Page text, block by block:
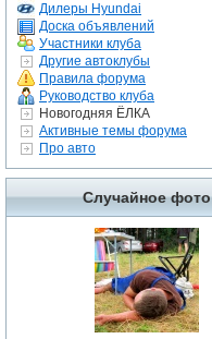
Дилеры Hyundai
Доска объявлений
Участники клуба
Другие автоклубы
Правила форума
Руководство клуба
Новогодняя ЁЛКА
Активные темы форума
Про авто
Случайное фото